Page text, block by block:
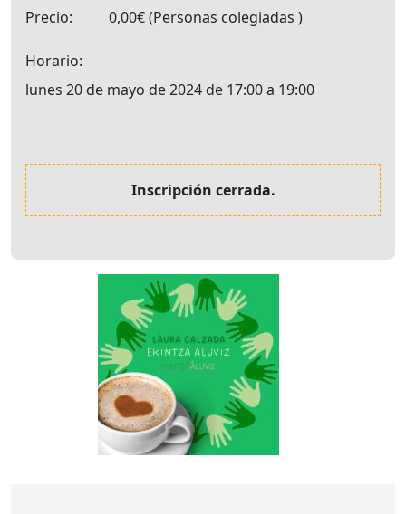
Precio
0,00€ Personas colegiadas
Horario
lunes 20 de mayo de 2024 de 17:00 a 19:00
Inscripción cerrada.